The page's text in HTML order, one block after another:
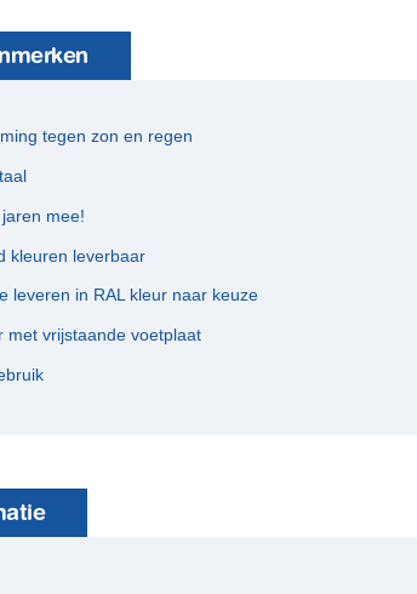
tegen zon en regen
mee!
kleuren leverbaar
leveren in RAL kleur naar keuze
met vrijstaande voetplaat